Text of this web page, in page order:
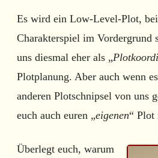
Es wird ein Low-Level-Plot,
Charakterspiel im Vordergrund
uns diesmal eher als „
Plotplanung. Aber auch wenn
anderen Plotschnipsel von uns
euch auch euren „eigenen“ Plot
Überlegt euch, warum